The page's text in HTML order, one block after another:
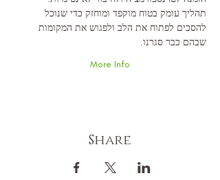
תהליך עומק בטוח מוקפד ומוחזק כדי שנוכל
להסכים לפתוח את הלב ולפגוש את המקומות
שבהם כבר סגרנו.
More Info
Share